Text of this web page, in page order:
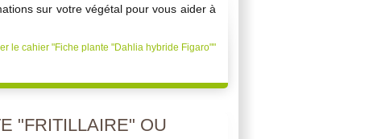
sur votre végétal pour vous aider à
le cahier "Fiche plante "Dahlia hybride Figaro""
"FRITILLAIRE" OU